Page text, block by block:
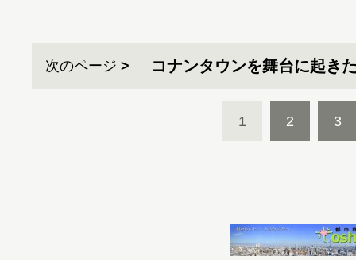
次のページ コナンタウンを舞台に起き
1 2 3